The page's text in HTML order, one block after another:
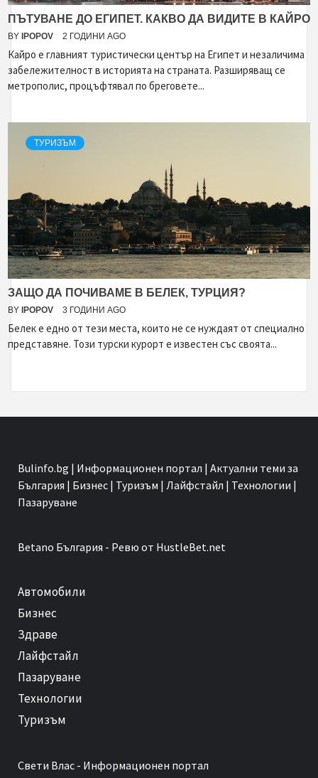
ПЪТУВАНЕ ДО ЕГИПЕТ. КАКВО ДА ВИДИТЕ В КАЙРО
BY IPOPOV 2 ГОДИНИ AGO
Кайро е главният туристически център на Египет и незаличима
забележителност в историята на страната. Разширяващ се
метрополис, процъфтявал по бреговете...
ТУРИЗЪМ
ЗАЩО ДА ПОЧИВАМЕ В БЕЛЕК, ТУРЦИЯ?
BY IPOPOV 3 ГОДИНИ AGO
Белек е едно от тези места, които не се нуждаят от специално
представяне. Този турски курорт е известен със своята...
Bulinfo.bg | Информационен портал | Актуални теми за
България | Бизнес | Туризъм | Лайфстайл | Технологии |
Пазаруване
Betano България - Ревю от HustleBet.net
Автомобили
Бизнес
Здраве
Лайфстайл
Пазаруване
Технологии
Туризъм
Свети Влас - Информационен портал